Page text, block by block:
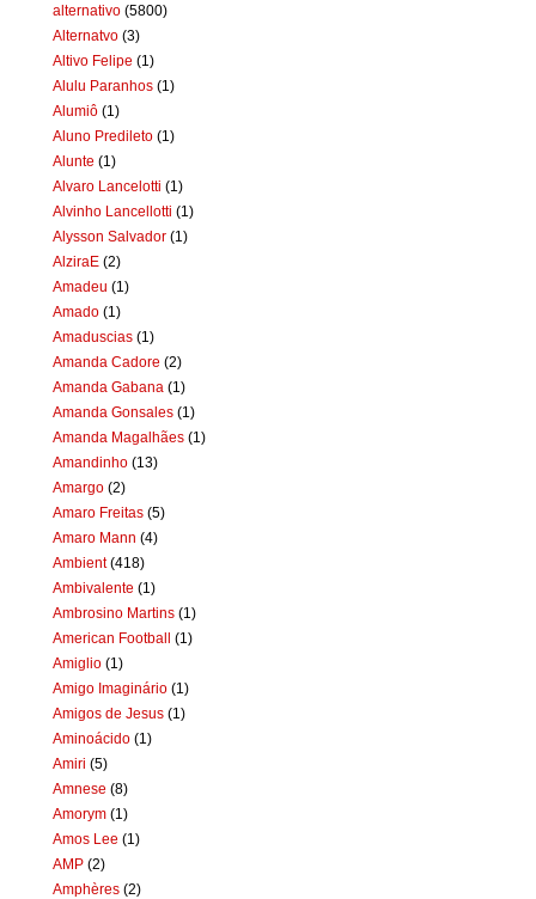
alternativo (5800)
Alternatvo (3)
Altivo Felipe (1)
Alulu Paranhos (1)
Alumiô (1)
Aluno Predileto (1)
Alunte (1)
Alvaro Lancelotti (1)
Alvinho Lancellotti (1)
Alysson Salvador (1)
AlziraE (2)
Amadeu (1)
Amado (1)
Amaduscias (1)
Amanda Cadore (2)
Amanda Gabana (1)
Amanda Gonsales (1)
Amanda Magalhães (1)
Amandinho (13)
Amargo (2)
Amaro Freitas (5)
Amaro Mann (4)
Ambient (418)
Ambivalente (1)
Ambrosino Martins (1)
American Football (1)
Amiglio (1)
Amigo Imaginário (1)
Amigos de Jesus (1)
Aminoácido (1)
Amiri (5)
Amnese (8)
Amorym (1)
Amos Lee (1)
AMP (2)
Amphères (2)